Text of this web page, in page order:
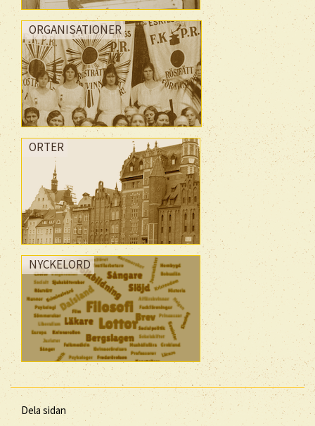
ORGANISATIONER
ORTER
NYCKELORD
Dela sidan